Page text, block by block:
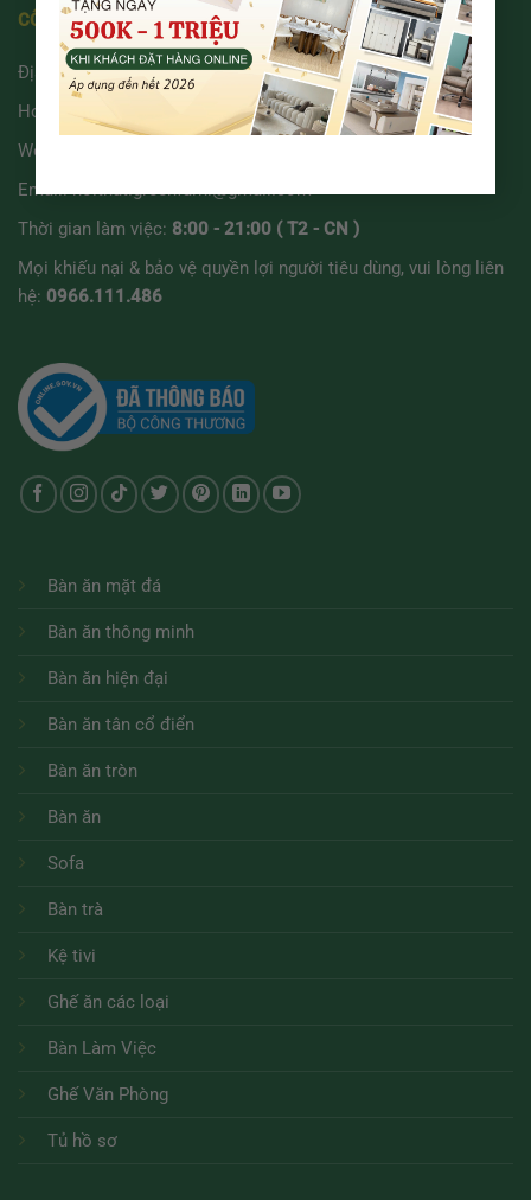
CÔNG TY TNHH GREENFURNI
Địa chỉ: 191 Tô Ký, Xã Bà Điểm, TP.Hồ Chí Minh
Hotline:
0909 972 216
Website:
Email:noithat.greenfurni@gmail.com
Thời gian làm việc: 8:00 - 21:00 ( T2 - CN )
Mọi khiếu nại & bảo vệ quyền lợi người tiêu dùng, vui lòng liên
hệ: 0966.111.486
Bàn ăn mặt đá
Bàn ăn thông minh
Bàn ăn hiện đại
Bàn ăn tân cổ điển
Bàn ăn tròn
Bàn ăn
Sofa
Bàn trà
Kệ tivi
Ghế ăn các loại
Bàn Làm Việc
Ghế Văn Phòng
Tủ hồ sơ